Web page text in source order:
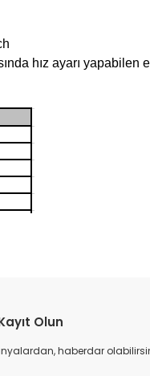
hız ayarı yapabilen
Olun
haberdar